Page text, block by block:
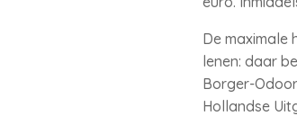
De maximale
lenen: daar
Borger-
Hollandse